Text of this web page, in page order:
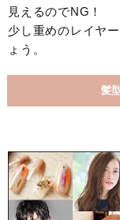
見えるのでNG！
少し重めのレイヤ
ょう。
髪